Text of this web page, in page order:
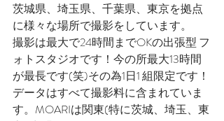
茨城県、埼玉県、千葉県、東京を拠点
に様々な場所で撮影をしています。
撮影は最大で24時間までOKの出張型 フ
ォトスタジオです！今の所最大13時間
が最長です(笑)その為1日1 組限定です！
データはすべて撮影料に含まれていま
す。MOARIは関東(特に茨城、埼玉、東